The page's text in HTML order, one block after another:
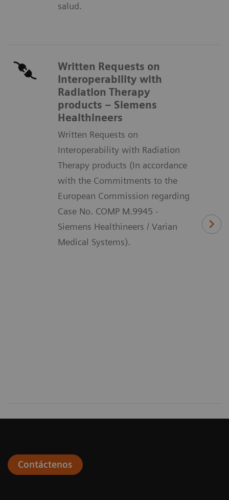
salud.
Written Requests on
Interoperability with
Radiation Therapy
products – Siemens
Healthineers
Written Requests on
Interoperability with Radiation
Therapy products (In accordance
with the Commitments to the
European Commission regarding
Case No. COMP M.9945 -
Siemens Healthineers / Varian
Medical Systems).
Contáctenos